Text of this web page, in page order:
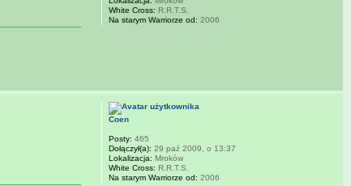
White Cross: R.R.T.S.
Na starym Warriorze od: 2006
Coen
Posty: 465
Dołączył(a): 29 paź 2009, o 13:37
Lokalizacja: Mroków
White Cross: R.R.T.S.
Na starym Warriorze od: 2006